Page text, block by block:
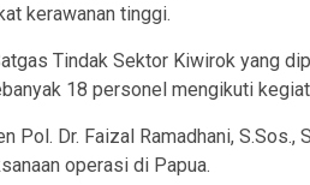
kerawanan tinggi.
Tindak Sektor Kiwirok yang
18 personel mengikuti
Pol. Dr. Faizal Ramadhani,
operasi di Papua.